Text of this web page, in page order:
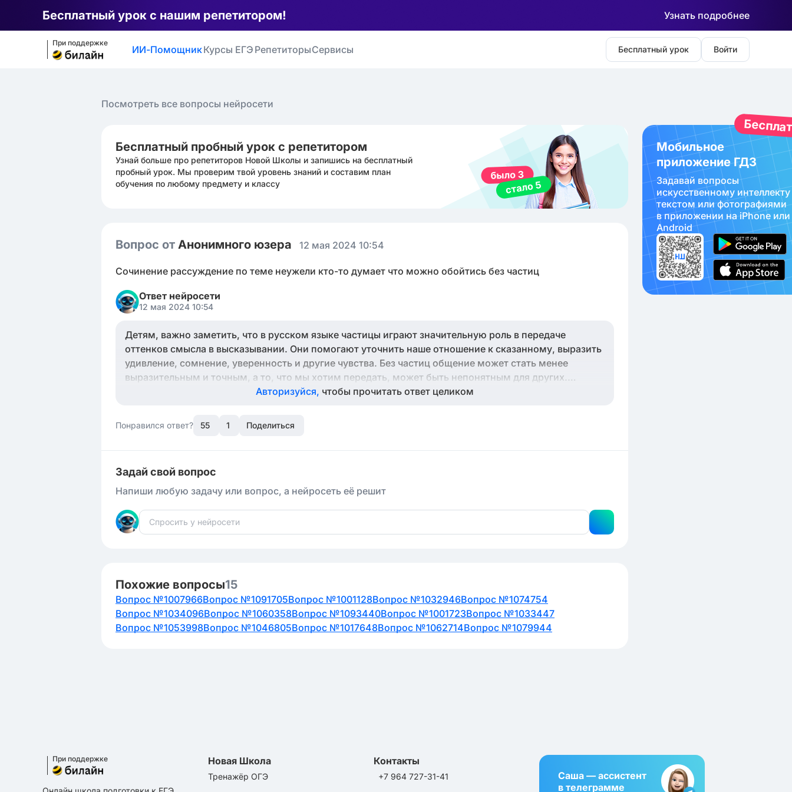
Бесплатный урок с нашим репетитором! Узнать подробнее
При поддержке
ИИ-ПомощникКурсы ЕГЭ РепетиторыСервисы Бесплатный урок Войти
Посмотреть все вопросы нейросети
Бесплатный пробный урок с репетитором
Узнай больше про репетиторов Новой Школы и запишись на бесплатный
пробный урок. Мы проверим твой уровень знаний и составим план
обучения по любому предмету и классу
Вопрос от Анонимного юзера 12 мая 2024 10:54
Сочинение рассуждение по теме неужели кто-то думает что можно обойтись без частиц
Ответ нейросети
12 мая 2024 10:54
Детям, важно заметить, что в русском языке частицы играют значительную роль в передаче
оттенков смысла в высказывании. Они помогают уточнить наше отношение к сказанному, выразить
удивление, сомнение, уверенность и другие чувства. Без частиц общение может стать менее
выразительным и точным, а то, что мы хотим передать, может быть непонятным для других.
Поэтому, можно с уверенностью сказать, что частицы в русском языке имеют свою важную
Авторизуйся, чтобы прочитать ответ целиком
Понравился ответ? 55 1 Поделиться
Задай свой вопрос
Напиши любую задачу или вопрос, а нейросеть её решит
Похожие вопросы15
Вопрос №1007966Вопрос №1091705Вопрос №1001128Вопрос №1032946Вопрос №1074754
Вопрос №1034096Вопрос №1060358Вопрос №1093440Вопрос №1001723Вопрос №1033447
Вопрос №1053998Вопрос №1046805Вопрос №1017648Вопрос №1062714Вопрос №1079944
Мобильное
приложение ГДЗ
Задавай вопросы
искуcственному интеллекту
текстом или фотографиями
в приложении на iPhone или
Android
При поддержке Новая Школа
Тренажёр ОГЭ
Контакты
+7 964 727-31-41
Саша — ассистент
в телеграмме